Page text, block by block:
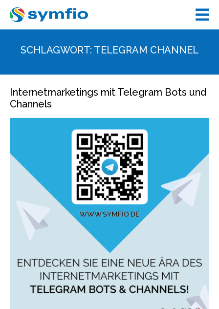
SCHLAGWORT: TELEGRAM CHANNEL
Internetmarketings mit Telegram Bots und
Channels